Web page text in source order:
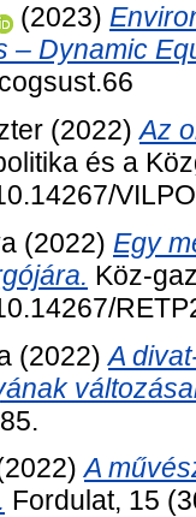
(2023)
– Dynamic
(2022)Az
és a
(2022) Egy
Köz-
(2022)A
A
Fordulat, 15